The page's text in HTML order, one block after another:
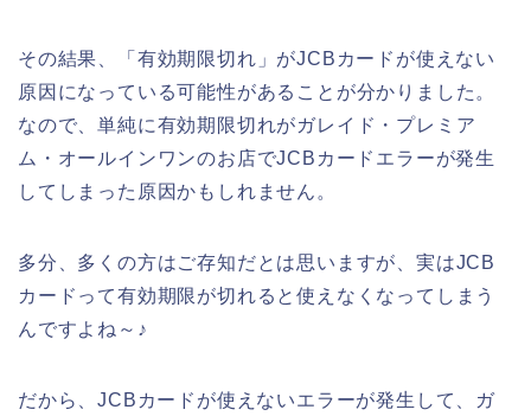
その結果、「有効期限切れ」がJCBカードが使えない
原因になっている可能性があることが分かりました。
なので、単純に有効期限切れがガレイド・プレミア
ム・オールインワンのお店でJCBカードエラーが発生
してしまった原因かもしれません。
多分、多くの方はご存知だとは思いますが、実はJCB
カードって有効期限が切れると使えなくなってしまう
んですよね～♪
だから、JCBカードが使えないエラーが発生して、ガ